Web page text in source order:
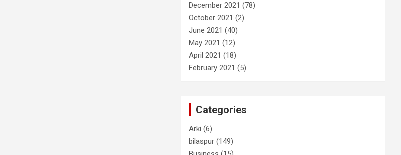
December 2021 (78)
October 2021 (2)
June 2021 (40)
May 2021 (12)
April 2021 (18)
February 2021 (5)
Categories
Arki (6)
bilaspur (149)